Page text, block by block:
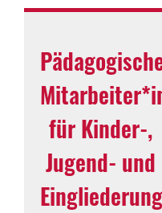
für Kinder-,
Jugend- und